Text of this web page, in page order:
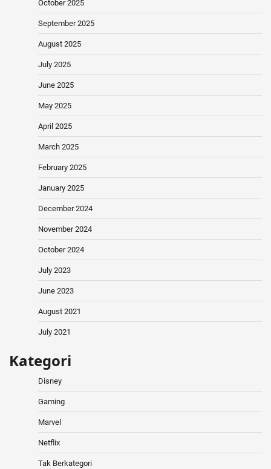
October 2025
September 2025
August 2025
July 2025
June 2025
May 2025
April 2025
March 2025
February 2025
January 2025
December 2024
November 2024
October 2024
July 2023
June 2023
August 2021
July 2021
Kategori
Disney
Gaming
Marvel
Netflix
Tak Berkategori